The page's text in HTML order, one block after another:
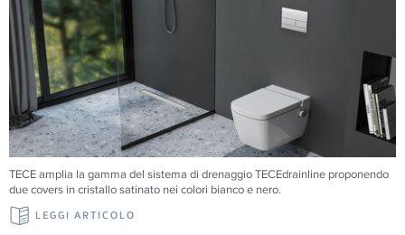
TECE amplia la gamma del sistema di drenaggio TECEdrainline proponendo
due covers in cristallo satinato nei colori bianco e nero.
LEGGI ARTICOLO